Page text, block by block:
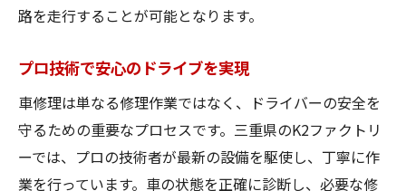
路を走行することが可能となります。
プロ技術で安心のドライブを実現
車修理は単なる修理作業ではなく、ドライバーの安全を
守るための重要なプロセスです。三重県のK2ファクトリ
ーでは、プロの技術者が最新の設備を駆使し、丁寧に作
業を行っています。車の状態を正確に診断し、必要な修